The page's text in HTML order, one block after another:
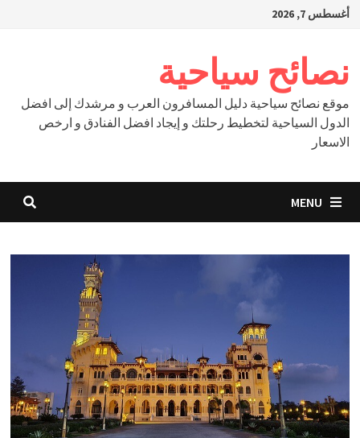
Skipأغسطس 7, 2026
نصائح سياحية
موقع نصائح سياحية دليل المسافرون العرب و مرشدك إلى افضل
الدول السياحية لتخطيط رحلتك و إيجاد افضل الفنادق و ارخص
الاسعار
MENU